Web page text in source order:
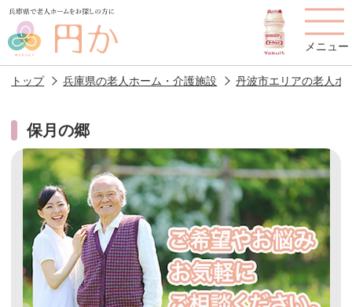
メニュー
老人ホームを
探す
円かについて 費用について
施設選びのポイント 施設をお探しの方へ
老人ホームの種類 よくあるご質問
スタッフ紹介 アクセス
トップ 兵庫県の老人ホーム・介護施設 丹波市エリアの老人ホ
保月の郷